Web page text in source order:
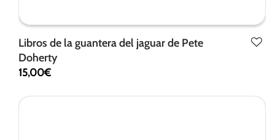
Libros de la guantera del jaguar de Pete
Doherty
15,00€